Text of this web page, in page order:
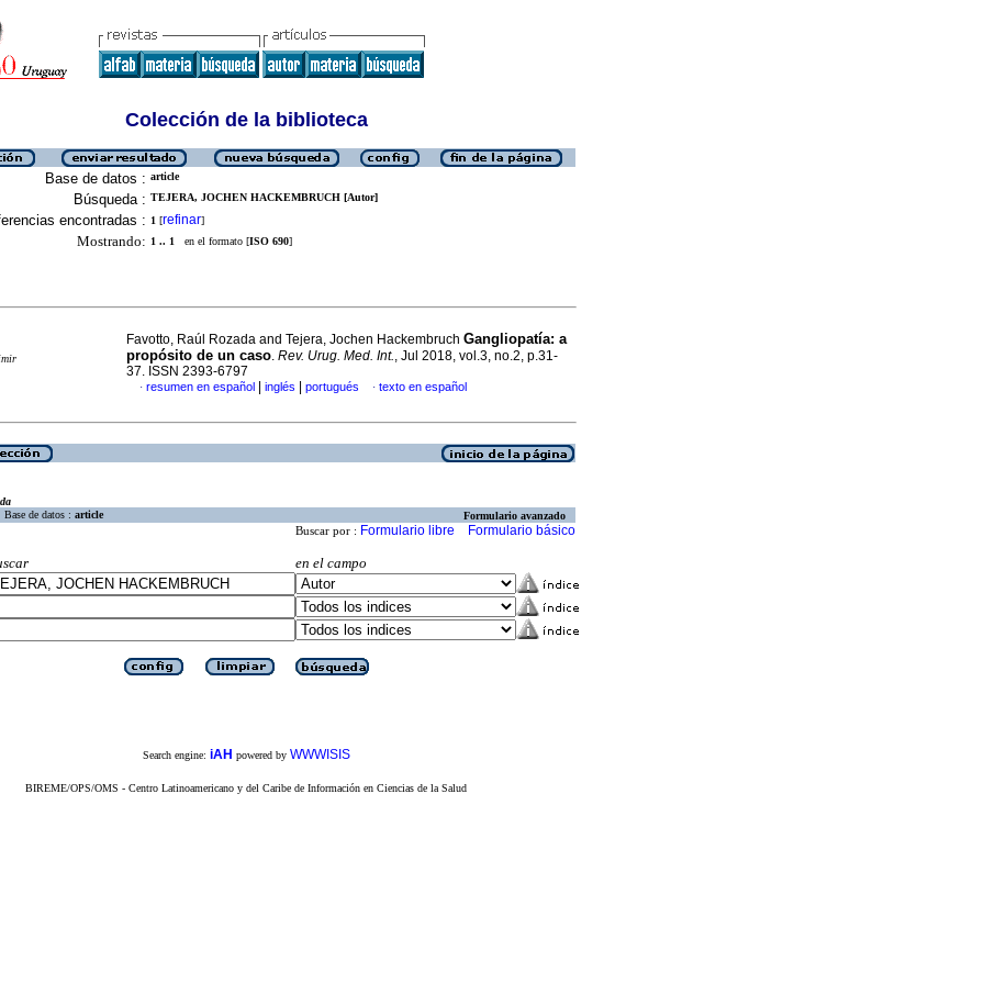
Colección de la biblioteca
Base de datos : article
Búsqueda : TEJERA, JOCHEN HACKEMBRUCH [Autor]
encontradas : 1 [refinar]
Mostrando: 1 .. 1 en el formato [ISO 690]
Favotto, Raúl Rozada and Tejera, Jochen Hackembruch Gangliopatía: a
propósito de un caso. Rev. Urug. Med. Int., Jul 2018, vol.3, no.2, p.31-
37. ISSN 2393-6797
· resumen en español inglés portugués · texto en español
Base de datos : article Formulario avanzado
Buscar por : Formulario libre Formulario básico
en el campo
Search engine: iAH powered by WWWISIS
BIREME/OPS/OMS - Centro Latinoamericano y del Caribe de Información en Ciencias de la Salud